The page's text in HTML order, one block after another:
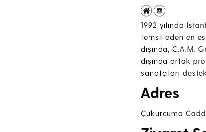
1992 yılında
temsil eden en
dışında, C.A.M.
dışında ortak
sanatçıları
Adres
Çukurcuma